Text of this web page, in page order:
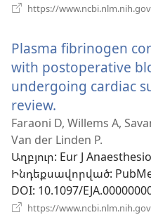
https://
Plasma fibrinogen
with postoperative
undergoing cardiac
review.
է
նոր
պատուհան)
Faraoni D, Willems A,
Van der Linden P.
Աղբյուր‎: Eur J
Ինդեքսավորված‎:
DOI‎: 10.1097/
https://